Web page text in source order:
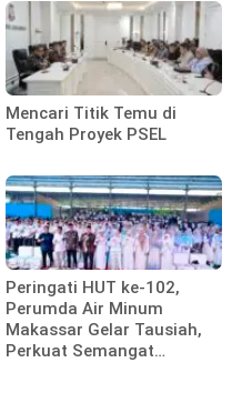
Mencari Titik Temu di
Tengah Proyek PSEL
Peringati HUT ke-102,
Perumda Air Minum
Makassar Gelar Tausiah,
Perkuat Semangat